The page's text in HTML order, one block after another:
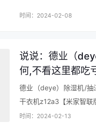
时间：2024-02-08
说说：德业（
何,不看这里都吃
德业（deye）除湿机/抽
干衣机z12a3【米家智联
湿效果非常好，遇到雨
时间：2024-02-13